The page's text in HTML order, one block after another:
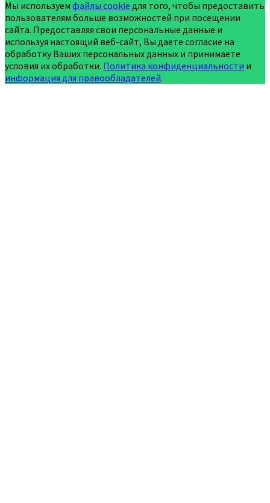
Мы используем файлы cookie для того, чтобы предоставить
пользователям больше возможностей при посещении
сайта. Предоставляя свои персональные данные и
используя настоящий веб-сайт, Вы даете согласие на
обработку Ваших персональных данных и принимаете
условия их обработки. Политика конфиденциальности и
информация для правообладателей.